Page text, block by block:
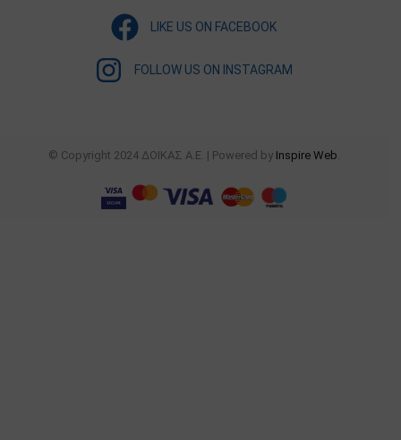
LIKE US ON FACEBOOK
FOLLOW US ON INSTAGRAM
© Copyright 2024 ΔΟΙΚΑΣ Α.Ε. | Powered by Inspire Web.